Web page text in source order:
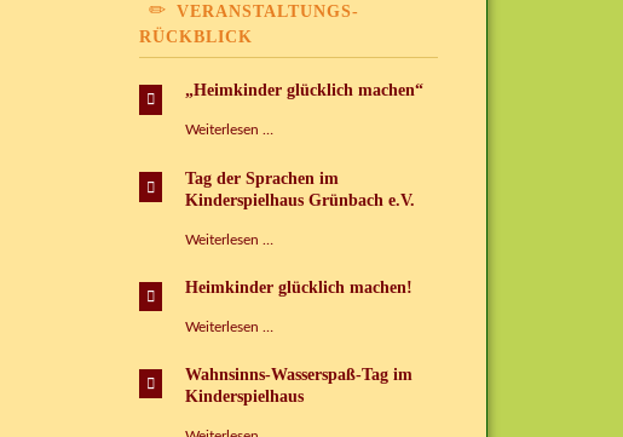
VERANSTALTUNGS-
RÜCKBLICK
„Heimkinder glücklich machen“
Weiterlesen …
machen“
Tag der Sprachen im
Kinderspielhaus Grünbach e.V.
Weiterlesen …
Sprachen
e.V.
Heimkinder glücklich machen!
Weiterlesen …
machen!
Wahnsinns-Wasserspaß-Tag im
Kinderspielhaus